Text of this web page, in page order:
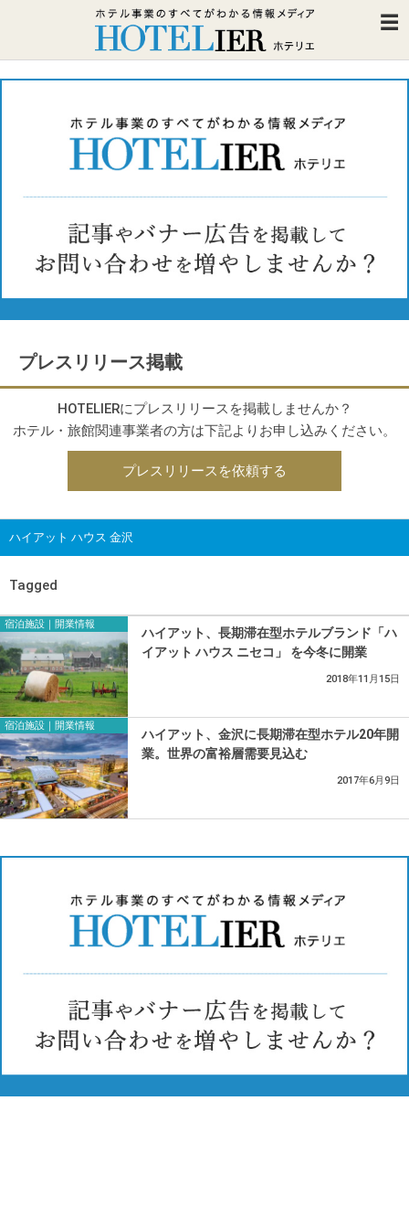
プレスリリース掲載
HOTELIERにプレスリリースを掲載しませんか？
ホテル・旅館関連事業者の方は下記よりお申し込みください。
プレスリリースを依頼する
ハイアット ハウス 金沢
Tagged
宿泊施設｜開業情報
ハイアット、長期滞在型ホテルブランド「ハ
イアット ハウス ニセコ」 を今冬に開業
2018年11月15日
宿泊施設｜開業情報
ハイアット、金沢に長期滞在型ホテル20年開
業。世界の富裕層需要見込む
2017年6月9日